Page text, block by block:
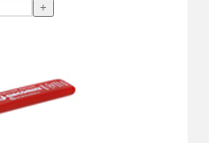
+